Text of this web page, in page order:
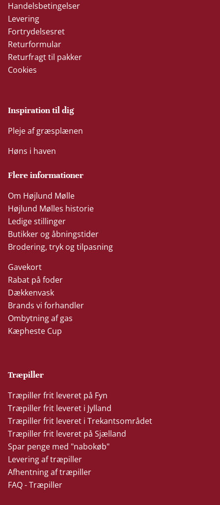
Handelsbetingelser
Levering
Fortrydelsesret
Returformular
Returfragt til pakker
Cookies
Inspiration til dig
Pleje af græsplænen
Høns i haven
Flere informationer
Om Højlund Mølle
Højlund Mølles historie
Ledige stillinger
Butikker og åbningstider
Brodering, tryk og tilpasning
Gavekort
Rabat på foder
Dækkenvask
Brands vi forhandler
Ombytning af gas
Kæpheste Cup
Træpiller
Træpiller frit leveret på Fyn
Træpiller frit leveret i Jylland
Træpiller frit leveret i Trekantsområdet
Træpiller frit leveret på Sjælland
Spar penge med "nabokøb"
Levering af træpiller
Afhentning af træpiller
FAQ - Træpiller